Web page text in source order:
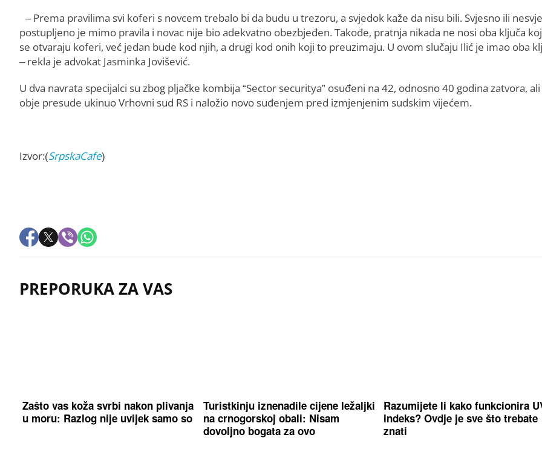
– Prema pravilima svi koferi s novcem trebalo bi da budu u trezoru, a svjedok kaže da nisu bili. Svjesno ili
postupljeno je mimo pravila i novac nije bio adekvatno obezbjeđen. Takođe, pratnja nikada ne nosi oba ključa
se otvaraju koferi, već jedan bude kod njih, a drugi kod onih koji to preuzimaju. U ovom slučaju Ilić je imao oba
– rekla je advokat Jasminka Jovišević.
U dva navrata specijalci su zbog pljačke kombija “Sector securitya” osuđeni na 42, odnosno 40 godina zatvora,
obje presude ukinuo Vrhovni sud RS i naložio novo suđenjem pred izmjenjenim sudskim vijećem.
Izvor:(SrpskaCafe)
PREPORUKA ZA VAS
Zašto vas koža svrbi nakon plivanja
u moru: Razlog nije uvijek samo so
Turistkinju iznenadile cijene ležaljki
na crnogorskoj obali: Nisam
dovoljno bogata za ovo
Razumijete li kako funkcionira
indeks? Ovdje je sve što trebate
znati